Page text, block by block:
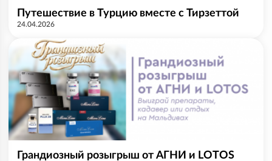
Путешествие в Турцию вместе с Тирзеттой
24.04.2026
Грандиозный розыгрыш от АГНИ и LOTOS